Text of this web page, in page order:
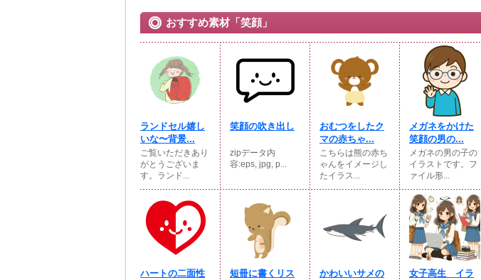
おすすめ素材「笑顔」
ランドセル嬉し
いな〜背景...
ご覧いただきあり
がとうございま
す。ランド...
笑顔の吹き出し
zipデータ内
容:eps, jpg, p...
おむつをしたク
マの赤ちゃ...
こちらは熊の赤ち
ゃんをイメージし
たイラス...
メガネをかけた
笑顔の男の...
メガネの男の子の
イラストです。フ
ァイル形...
ハートの二面性
短冊に書くリス
かわいいサメの
女子高生 イラ